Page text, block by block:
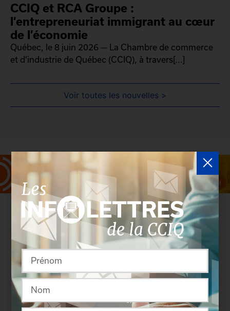
CCIQ et RCA Groupe :
l’entrepreneuriat immigrant au cœur
de l’économie
Québec, le 8 juin 2026 — La Chambre de commerce
et d’industrie de Québec (CCIQ), à travers[...]
Voir toutes les nouvelles >
Rassembler pour créer